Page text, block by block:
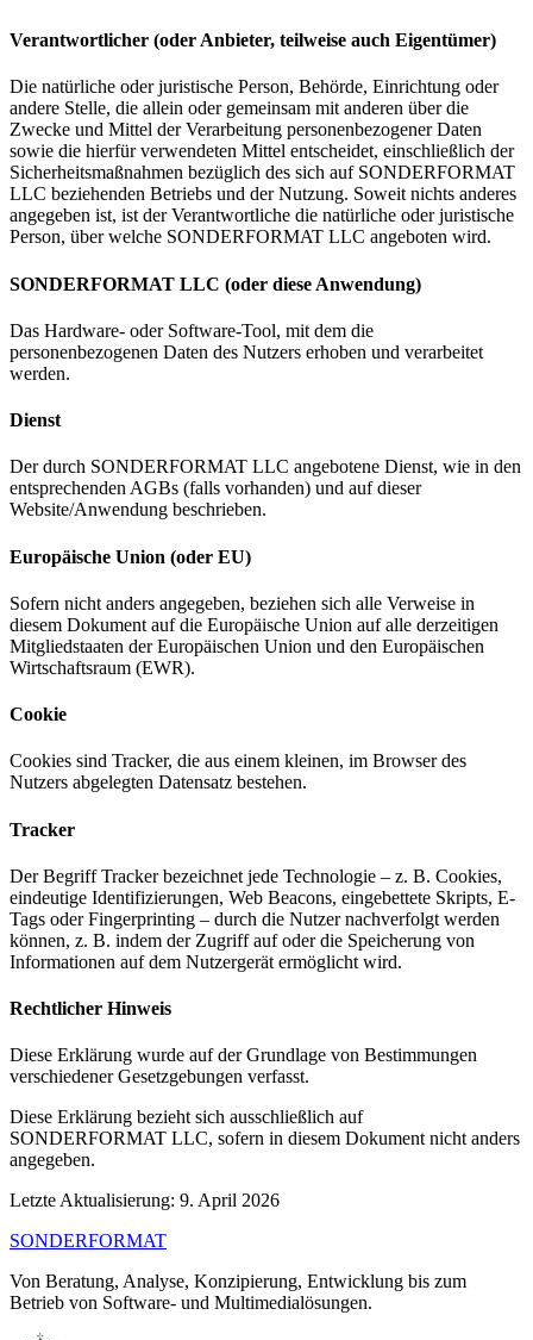
Verantwortlicher (oder Anbieter, teilweise auch Eigentümer)
Die natürliche oder juristische Person, Behörde, Einrichtung oder
andere Stelle, die allein oder gemeinsam mit anderen über die
Zwecke und Mittel der Verarbeitung personenbezogener Daten
sowie die hierfür verwendeten Mittel entscheidet, einschließlich der
Sicherheitsmaßnahmen bezüglich des sich auf SONDERFORMAT
LLC beziehenden Betriebs und der Nutzung. Soweit nichts anderes
angegeben ist, ist der Verantwortliche die natürliche oder juristische
Person, über welche SONDERFORMAT LLC angeboten wird.
SONDERFORMAT LLC (oder diese Anwendung)
Das Hardware- oder Software-Tool, mit dem die
personenbezogenen Daten des Nutzers erhoben und verarbeitet
werden.
Dienst
Der durch SONDERFORMAT LLC angebotene Dienst, wie in den
entsprechenden AGBs (falls vorhanden) und auf dieser
Website/Anwendung beschrieben.
Europäische Union (oder EU)
Sofern nicht anders angegeben, beziehen sich alle Verweise in
diesem Dokument auf die Europäische Union auf alle derzeitigen
Mitgliedstaaten der Europäischen Union und den Europäischen
Wirtschaftsraum (EWR).
Cookie
Cookies sind Tracker, die aus einem kleinen, im Browser des
Nutzers abgelegten Datensatz bestehen.
Tracker
Der Begriff Tracker bezeichnet jede Technologie – z. B. Cookies,
eindeutige Identifizierungen, Web Beacons, eingebettete Skripts, E-
Tags oder Fingerprinting – durch die Nutzer nachverfolgt werden
können, z. B. indem der Zugriff auf oder die Speicherung von
Informationen auf dem Nutzergerät ermöglicht wird.
Rechtlicher Hinweis
Diese Erklärung wurde auf der Grundlage von Bestimmungen
verschiedener Gesetzgebungen verfasst.
Diese Erklärung bezieht sich ausschließlich auf
SONDERFORMAT LLC, sofern in diesem Dokument nicht anders
angegeben.
Letzte Aktualisierung: 9. April 2026
SONDERFORMAT
Von Beratung, Analyse, Konzipierung, Entwicklung bis zum
Betrieb von Software- und Multimedialösungen.